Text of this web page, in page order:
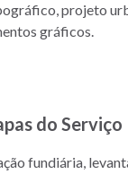
projeto
gráficos.
do Serviço
fundiária,